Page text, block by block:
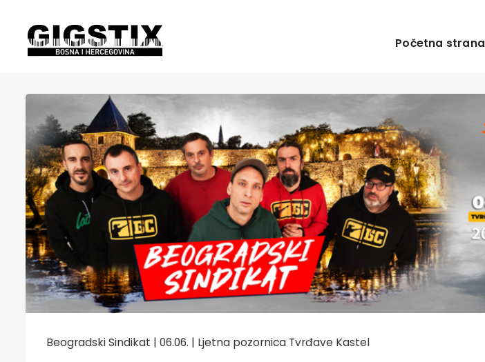
Početna strana
Beogradski Sindikat | 06.06. | Ljetna pozornica Tvrđave Kastel